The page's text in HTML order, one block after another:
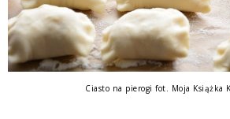
Ciasto na pierogi fot. Moja Książka